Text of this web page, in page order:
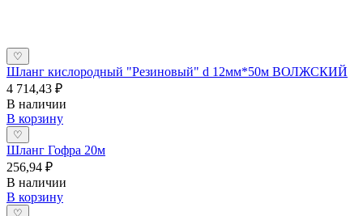
♡
Шланг кислородный "Резиновый" d 12мм*50м ВОЛЖСКИЙ
4 714,43 ₽
В наличии
В корзину
♡
Шланг Гофра 20м
256,94 ₽
В наличии
В корзину
♡